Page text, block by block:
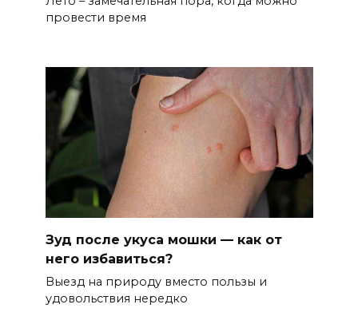
провести время
Зуд после укуса мошки — как от
него избавиться?
Выезд на природу вместо пользы и
удовольствия нередко